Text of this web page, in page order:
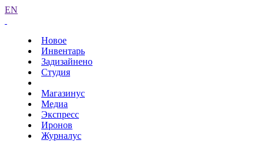
EN
Новое
Инвентарь
Задизайнено
Студия
Магазинус
Медиа
Экспресс
Иронов
Журналус